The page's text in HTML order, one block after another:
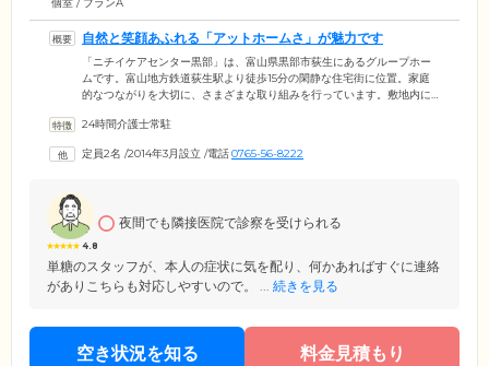
自然と笑顔あふれる「アットホームさ」が魅力です
「ニチイケアセンター黒部」は、富山県黒部市荻生にあるグループホー
ムです。富山地方鉄道荻生駅より徒歩15分の閑静な住宅街に位置。家庭
的なつながりを大切に、さまざまな取り組みを行っています。敷地内に
育てたりと、家庭菜園を楽しめます。お庭で育てた植物を活用した、フ
とで、自然とほかのご入居者様や地域の方々とのコミュニケーションが
24時間介護士常駐
定員2名 /2014年3月設立 /電話0765-56-8222
4.8
夜間でも隣接医院で診察を受けられる
単糖のスタッフが、本人の症状に気を配り、何かあればすぐに連絡
がありこちらも対応しやすいので。 ... 続きを見る
空き状況を知る 料金見積もり